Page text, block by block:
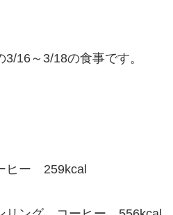
16～3/18の食事です。
ヒー 259kcal